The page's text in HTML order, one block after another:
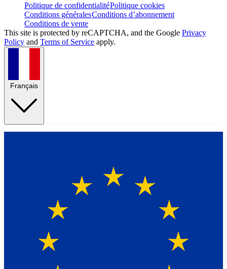
Politique de confidentialitéPolitique cookies
Conditions généralesConditions d’abonnement
Conditions de vente
This site is protected by reCAPTCHA, and the Google Privacy
Policy and Terms of Service apply.
Français